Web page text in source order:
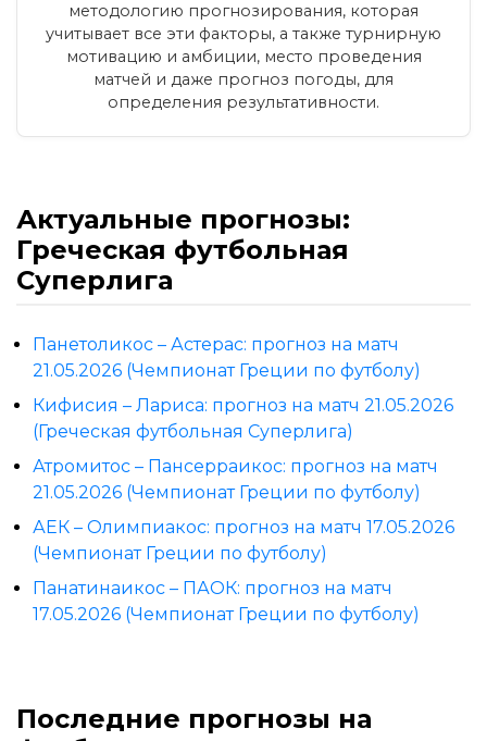
методологию прогнозирования, которая
учитывает все эти факторы, а также турнирную
мотивацию и амбиции, место проведения
матчей и даже прогноз погоды, для
определения результативности.
Актуальные прогнозы:
Греческая футбольная
Суперлига
Панетоликос – Астерас: прогноз на матч
21.05.2026 (Чемпионат Греции по футболу)
Кифисия – Лариса: прогноз на матч 21.05.2026
(Греческая футбольная Суперлига)
Атромитос – Пансерраикос: прогноз на матч
21.05.2026 (Чемпионат Греции по футболу)
АЕК – Олимпиакос: прогноз на матч 17.05.2026
(Чемпионат Греции по футболу)
Панатинаикос – ПАОК: прогноз на матч
17.05.2026 (Чемпионат Греции по футболу)
Последние прогнозы на